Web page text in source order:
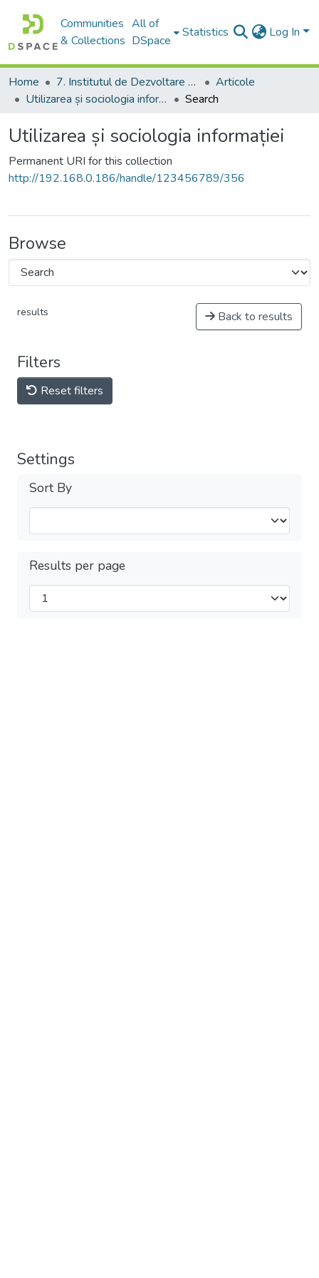
Communities
& Collections
All of
DSpace
Statistics Log In
Home 7. Institutul de Dezvoltare a Societății Informaționale
Articole
Utilizarea și sociologia informației
Search
Utilizarea și sociologia informației
Permanent URI for this collection
http://192.168.0.186/handle/123456789/356
Browse
results Back to results
Filters
Reset filters
Settings
Sort By
Results per page